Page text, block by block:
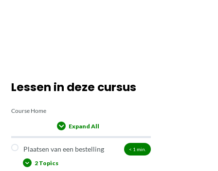
Lessen in deze cursus
Course Home
Expand All
Lessons
Plaatsen van een bestelling < 1 min.
2 Topics